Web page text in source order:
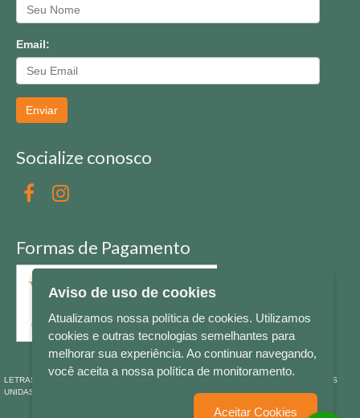
Email:
Enviar
Socialize conosco
Formas de Pagamento
LETRAS & CIA - CNPJ n° 88.587.548/0001-20 - Térreo Bourbon Shopping - AV. NAÇÕES
UNIDAS , 2001 - Lojas 1064/1065 - RIO BRANCO - - NOVO HAMBURGO - RS
Aviso de uso de cookies
Atualizamos nossa política de cookies. Utilizamos
cookies e outras tecnologias semelhantes para
melhorar sua experiência. Ao continuar navegando,
você aceita a nossa política de monitoramento.
Aceitar Cookies